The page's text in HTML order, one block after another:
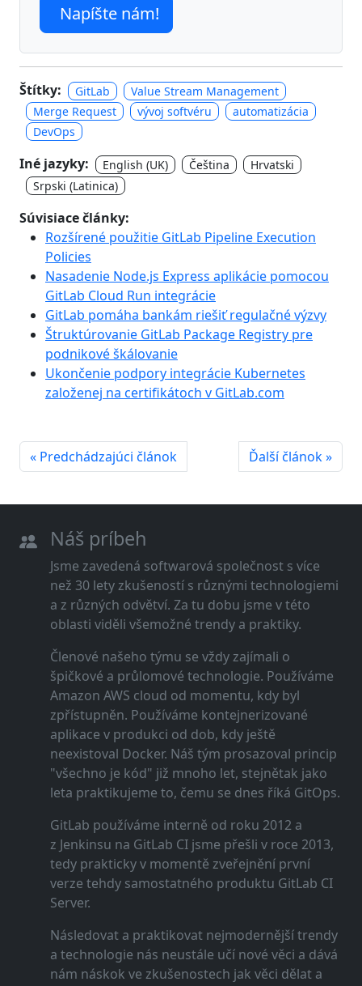
Napíšte nám!
Štítky: GitLab
Value Stream Management
Merge Request
vývoj softvéru
automatizácia
DevOps
Iné jazyky: English (UK) Čeština
Hrvatski
Srpski (Latinica)
Súvisiace články:
Rozšírené použitie GitLab Pipeline Execution
Policies
Nasadenie Node.js Express aplikácie pomocou
GitLab Cloud Run integrácie
GitLab pomáha bankám riešiť regulačné výzvy
Štruktúrovanie GitLab Package Registry pre
podnikové škálovanie
Ukončenie podpory integrácie Kubernetes
založenej na certifikátoch v GitLab.com
« Predchádzajúci článok Ďalší článok »
Náš príbeh
Jsme zavedená softwarová společnost s více
než 30 lety zkušeností s různými technologiemi
a z různých odvětví. Za tu dobu jsme v této
oblasti viděli všemožné trendy a praktiky.
Členové našeho týmu se vždy zajímali o
špičkové a průlomové technologie. Používáme
Amazon AWS cloud od momentu, kdy byl
zpřístupněn. Používáme kontejnerizované
aplikace v produkci od dob, kdy ještě
neexistoval Docker. Náš tým prosazoval princip
"všechno je kód" již mnoho let, stejnětak jako
leta praktikujeme to, čemu se dnes říká GitOps.
GitLab používáme interně od roku 2012 a
z Jenkinsu na GitLab CI jsme přešli v roce 2013,
tedy prakticky v momentě zveřejnění první
verze tehdy samostatného produktu GitLab CI
Server.
Následovat a praktikovat nejmodernější trendy
a technologie nás neustále učí nové věci a dává
nám náskok ve zkušenostech jak věci dělat a